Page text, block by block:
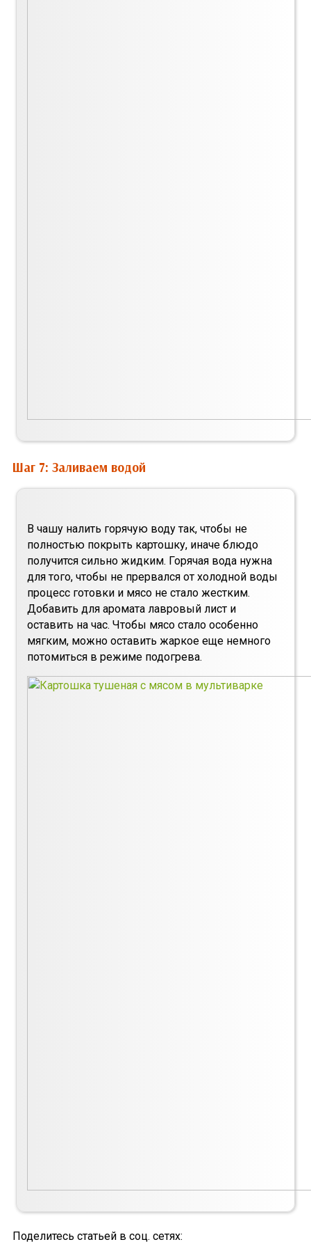
Шаг 7: Заливаем водой
В чашу налить горячую воду так, чтобы не
полностью покрыть картошку, иначе блюдо
получится сильно жидким. Горячая вода нужна
для того, чтобы не прервался от холодной воды
процесс готовки и мясо не стало жестким.
Добавить для аромата лавровый лист и
оставить на час. Чтобы мясо стало особенно
мягким, можно оставить жаркое еще немного
потомиться в режиме подогрева.
Поделитесь статьей в соц. сетях: